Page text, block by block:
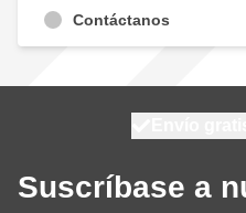
Contáctanos
Suscríbase a